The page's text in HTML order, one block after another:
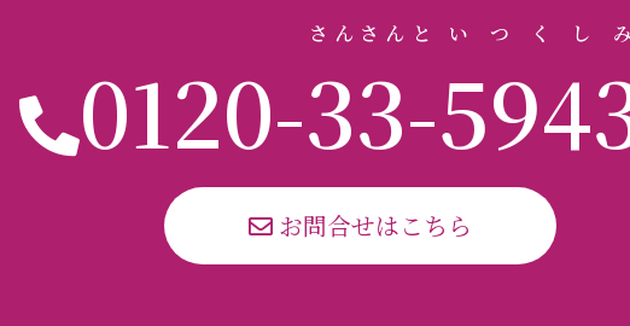
0120-33
さんさん
-
と いつくし
お問合せはこちら